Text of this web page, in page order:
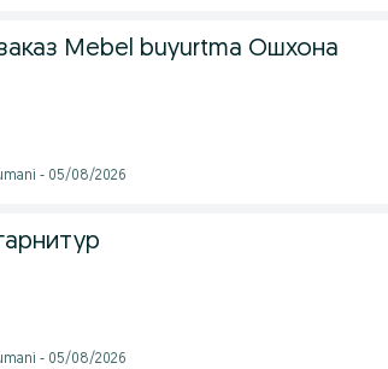
Mebel buyurtma Ошхона
- 05/08/2026
- 05/08/2026